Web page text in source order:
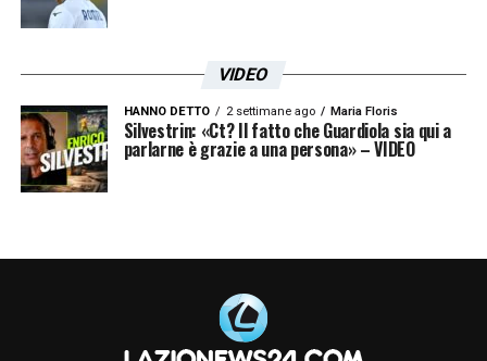
VIDEO
HANNO DETTO 2 settimane ago Maria Floris
Silvestrin: «Ct? Il fatto che Guardiola sia qui a
parlarne è grazie a una persona» – VIDEO